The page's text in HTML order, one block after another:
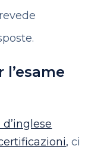
d’inglese
ci